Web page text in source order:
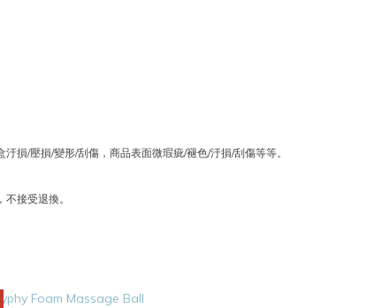
損/壓損/變形/刮傷，商品表面微瑕疵/褪色/汙損/刮傷等等。
接受退換。